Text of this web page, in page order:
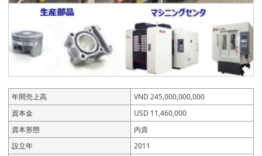
年間売上高
VND 245,000,000,000
資本金
USD 11,460,000
資本形態
内資
設立年
2011